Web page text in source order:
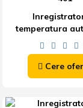
temperatura
DR-401
Cere